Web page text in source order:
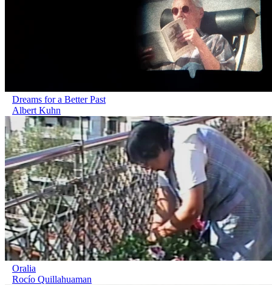
Dreams for a Better Past
Albert Kuhn
Oralia
Rocío Quillahuaman